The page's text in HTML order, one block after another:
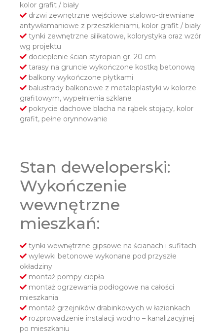
kolor grafit / biały
drzwi zewnętrzne wejściowe stalowo-drewniane
antywłamaniowe z przeszkleniami, kolor grafit / biały
tynki zewnętrzne silikatowe, kolorystyka oraz wzór
wg projektu
docieplenie ścian styropian gr. 20 cm
tarasy na gruncie wykończone kostką betonową
balkony wykończone płytkami
balustrady balkonowe z metaloplastyki w kolorze
grafitowym, wypełnienia szklane
pokrycie dachowe blacha na rąbek stojący, kolor
grafit, pełne orynnowanie
Stan deweloperski:
Wykończenie
wewnętrzne
mieszkań:
tynki wewnętrzne gipsowe na ścianach i sufitach
wylewki betonowe wykonane pod przyszłe
okładziny
montaż pompy ciepła
montaż ogrzewania podłogowe na całości
mieszkania
montaż grzejników drabinkowych w łazienkach
rozprowadzenie instalacji wodno – kanalizacyjnej
po mieszkaniu